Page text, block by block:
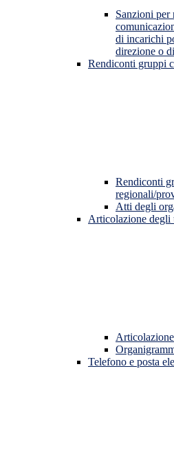
Sanzioni per
di incarichi
direzione o
Rendiconti gruppi
Rendiconti
regionali/
Atti degli
Articolazione degli
Telefono e posta